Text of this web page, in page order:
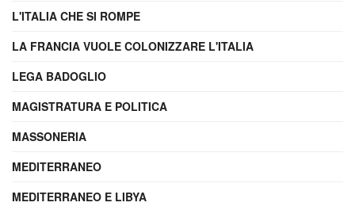
L'ITALIA CHE SI ROMPE
LA FRANCIA VUOLE COLONIZZARE L'ITALIA
LEGA BADOGLIO
MAGISTRATURA E POLITICA
MASSONERIA
MEDITERRANEO
MEDITERRANEO E LIBYA